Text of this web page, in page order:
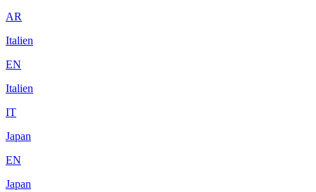
AR
Italien
EN
Italien
IT
Japan
EN
Japan